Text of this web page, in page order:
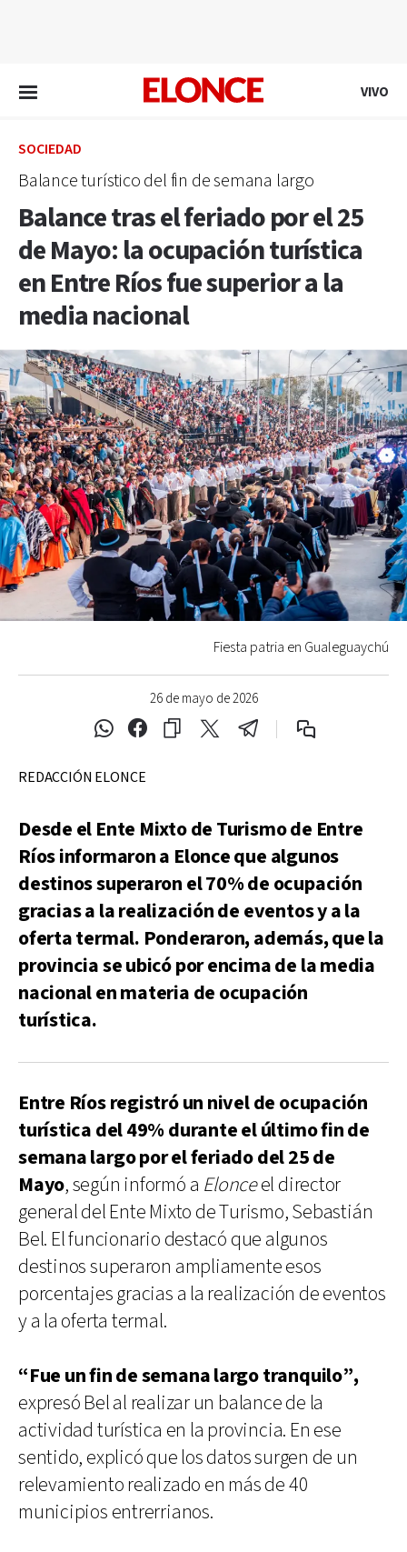
VIVO
SOCIEDAD
Balance turístico del fin de semana largo
Balance tras el feriado por el 25
de Mayo: la ocupación turística
en Entre Ríos fue superior a la
media nacional
26 de mayo de 2026
Fiesta patria en Gualeguaychú
REDACCIÓN ELONCE
Desde el Ente Mixto de Turismo de Entre
Ríos informaron a Elonce que algunos
destinos superaron el 70% de ocupación
gracias a la realización de eventos y a la
oferta termal. Ponderaron, además, que la
provincia se ubicó por encima de la media
nacional en materia de ocupación
turística.
Entre Ríos registró un nivel de ocupación
turística del 49% durante el último fin de
semana largo por el feriado del 25 de
Mayo, según informó a Elonceel director
general del Ente Mixto de Turismo, Sebastián
Bel. El funcionario destacó que algunos
destinos superaron ampliamente esos
porcentajes gracias a la realización de eventos
y a la oferta termal.
“Fue un fin de semana largo tranquilo”,
expresó Bel al realizar un balance de la
actividad turística en la provincia. En ese
sentido, explicó que los datos surgen de un
relevamiento realizado en más de 40
municipios entrerrianos.